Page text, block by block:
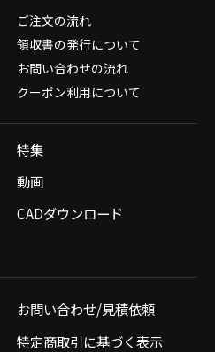
ご注文の流れ
領収書の発行について
お問い合わせの流れ
クーポン利用について
特集
動画
CADダウンロード
お問い合わせ/見積依頼
特定商取引に基づく表示